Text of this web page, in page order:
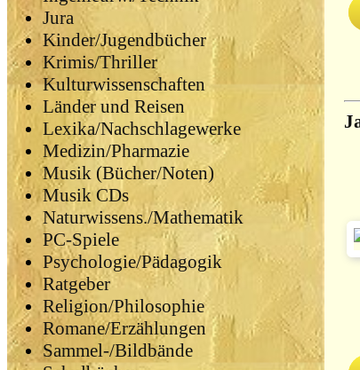
Jura
Kinder/Jugendbücher
Krimis/Thriller
Kulturwissenschaften
Länder und Reisen
Lexika/Nachschlagewerke
Medizin/Pharmazie
Musik (Bücher/Noten)
Musik CDs
Naturwissens./Mathematik
PC-Spiele
Psychologie/Pädagogik
Ratgeber
Religion/Philosophie
Romane/Erzählungen
Sammel-/Bildbände